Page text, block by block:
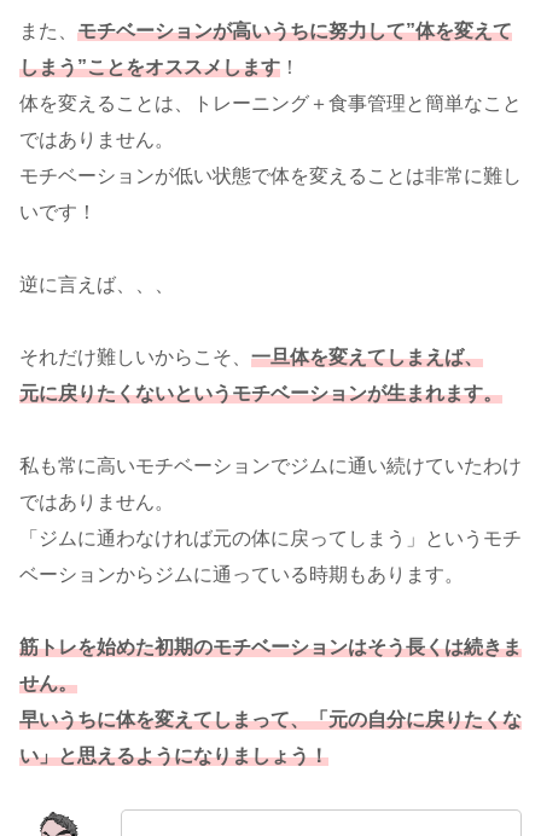
また、 モチベーションが高いうちに努力して”体を変えて
しまう”ことをオススメします ！
体を変えることは、トレーニング＋食事管理と簡単なこと
ではありません。
モチベーションが低い状態で体を変えることは非常に難し
いです！
逆に言えば、、、
それだけ難しいからこそ、 一旦体を変えてしまえば、
元に戻りたくないというモチベーションが生まれます。
私も常に高いモチベーションでジムに通い続けていたわけ
ではありません。
「ジムに通わなければ元の体に戻ってしまう」というモチ
ベーションからジムに通っている時期もあります。
筋トレを始めた初期のモチベーションはそう長くは続きま
せん。
早いうちに体を変えてしまって、「元の自分に戻りたくな
い」と思えるようになりましょう！